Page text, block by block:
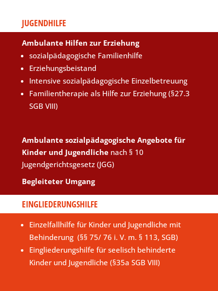
JUGENDHILFE
Ambulante Hilfen zur Erziehung
sozialpädagogische Familienhilfe
Erziehungsbeistand
Intensive sozialpädagogische Einzelbetreuung
Familientherapie als Hilfe zur Erziehung (§27.3
SGB VIII)
Ambulante sozialpädagogische Angebote für
Kinder und Jugendliche nach § 10
Jugendgerichtsgesetz (JGG)
Begleiteter Umgang
EINGLIEDERUNGSHILFE
Einzelfallhilfe für Kinder und Jugendliche mit
Behinderung (§§ 75/ 76 i. V. m. § 113, SGB)
Eingliederungshilfe für seelisch behinderte
Kinder und Jugendliche (§35a SGB VIII)